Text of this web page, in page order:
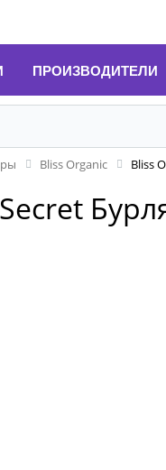
ПРОИЗВОДИТЕЛИ
Bliss Organic Bliss